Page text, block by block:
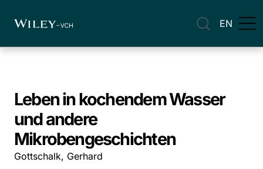
EN
Leben in kochendem Wasser
und andere
Mikrobengeschichten
Gottschalk, Gerhard